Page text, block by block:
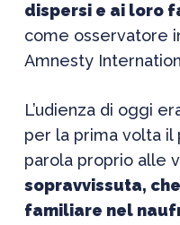
dispersi e ai loro
come osservatore
Amnesty
L’udienza di oggi
per la prima volta il
parola proprio alle
sopravvissuta,
familiare nel